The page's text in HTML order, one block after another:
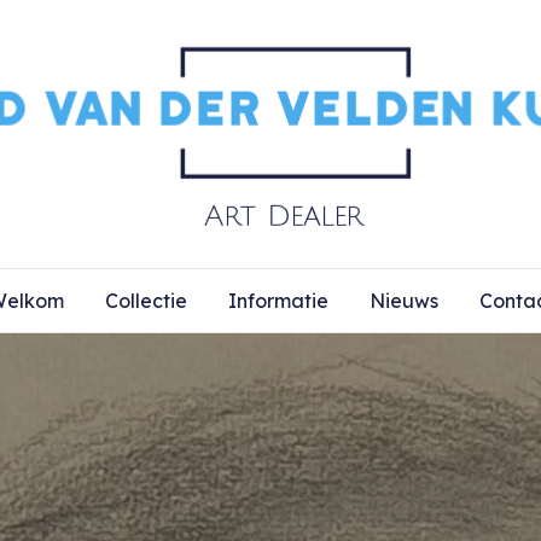
Collectie Informatie Nieuws